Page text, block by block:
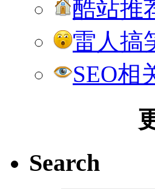
酷站推
雷人搞
SEO相
Search